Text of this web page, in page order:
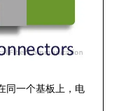
同一个基板上，电